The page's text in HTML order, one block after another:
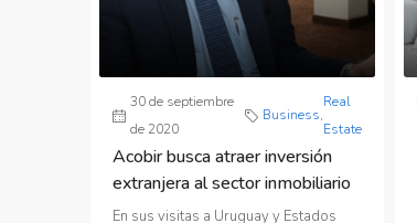
30 de septiembre
de 2020
Business,
Real
Estate
Acobir busca atraer inversión
extranjera al sector inmobiliario
En sus visitas a Uruguay y Estados